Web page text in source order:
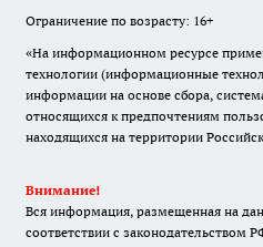
Ограничение по возрасту: 16+
«На информационном ресурсе
технологии (информационные
информации на основе сбора,
относящихся к предпочтениям
находящихся на территории
Внимание!
Вся информация, размещенная на
соответствии с законодательством